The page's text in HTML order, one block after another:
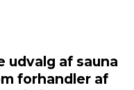
udvalg af sauna
forhandler af